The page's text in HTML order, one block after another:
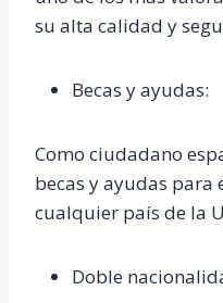
su alta calidad y
Becas y ayudas:
Como ciudadano
becas y ayudas para
cualquier país de la
Doble